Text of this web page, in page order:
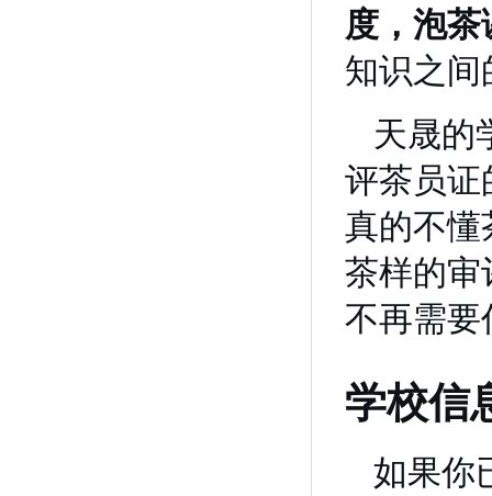
度，泡
知识之
天晟的
评茶员证
真的不
茶样的审
不再需要
学校信
如果你